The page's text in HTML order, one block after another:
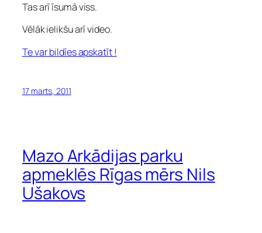
Tas arī īsumā viss.
Vēlāk ielikšu arī video.
Te var bildīes apskatīt !
17 marts, 2011
Mazo Arkādijas parku
apmeklēs Rīgas mērs Nils
Ušakovs